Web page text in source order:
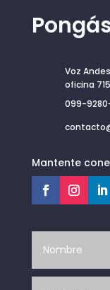
Voz
oficina
099-
Mantente